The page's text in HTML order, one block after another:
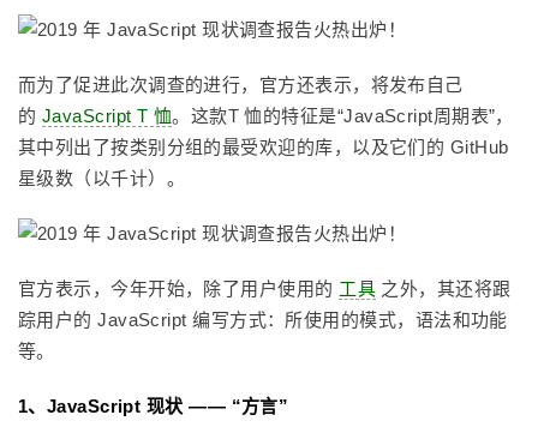
而为了促进此次调查的进行，官方还表示，将发布自己
的 JavaScript T 恤。这款T 恤的特征是“JavaScript周期表”，
其中列出了按类别分组的最受欢迎的库，以及它们的 GitHub
星级数（以千计）。
官方表示，今年开始，除了用户使用的 工具 之外，其还将跟
踪用户的 JavaScript 编写方式：所使用的模式，语法和功能
等。
1、JavaScript 现状 —— “方言”